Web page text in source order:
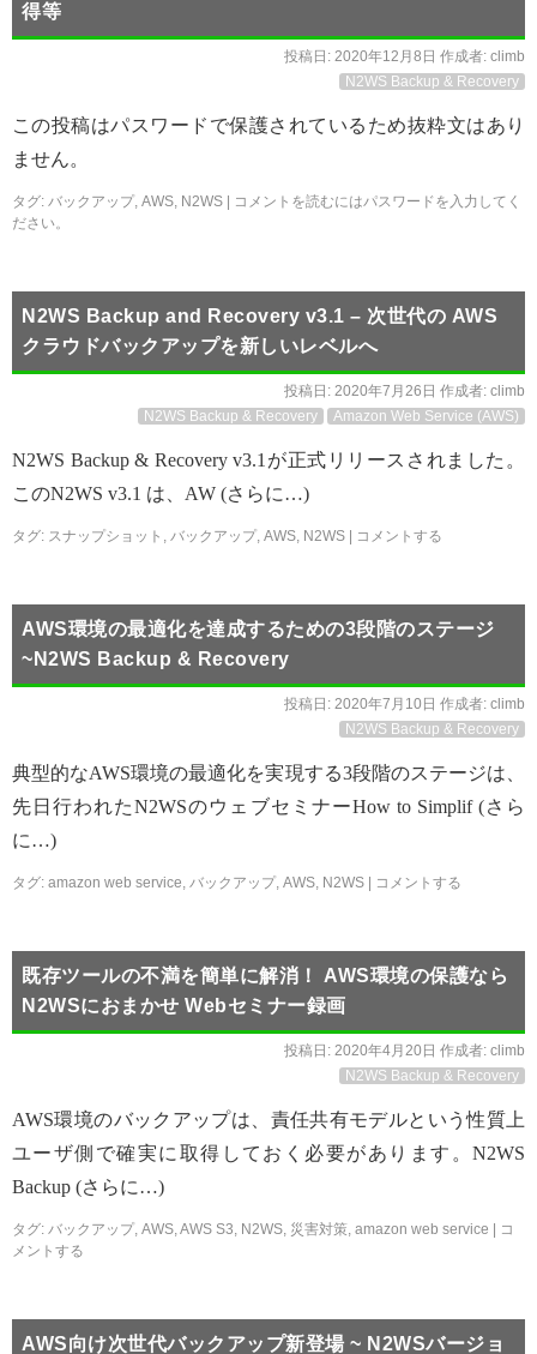
得等
投稿日: 2020年12月8日 作成者: climb
N2WS Backup & Recovery
この投稿はパスワードで保護されているため抜粋文はあり
ません。
タグ: バックアップ, AWS, N2WS
コメントを読むにはパスワードを入力してく
ださい。
N2WS Backup and Recovery v3.1 – 次世代の AWS
クラウドバックアップを新しいレベルへ
投稿日: 2020年7月26日 作成者: climb
N2WS Backup & Recovery
Amazon Web Service (AWS)
N2WS Backup & Recovery v3.1が正式リリースされました。
このN2WS v3.1 は、AW (さらに…)
タグ: スナップショット , バックアップ, AWS, N2WS コメントする
AWS環境の最適化を達成するための3段階のステージ
~N2WS Backup & Recovery
投稿日: 2020年7月10日 作成者: climb
N2WS Backup & Recovery
典型的なAWS環境の最適化を実現する3段階のステージは、
先日行われたN2WSのウェブセミナーHow to Simplif (さら
に…)
タグ: amazon web service, バックアップ, AWS, N2WS コメントする
既存ツールの不満を簡単に解消！ AWS環境の保護なら
N2WSにおまかせ Webセミナー録画
投稿日: 2020年4月20日 作成者: climb
N2WS Backup & Recovery
AWS環境のバックアップは、責任共有モデルという性質上
ユーザ側で確実に取得しておく必要があります。N2WS
Backup (さらに…)
タグ: バックアップ, AWS,AWS S3, N2WS, 災害対策, amazon web service
コ
メントする
AWS向け次世代バックアップ新登場 ~ N2WSバージョ